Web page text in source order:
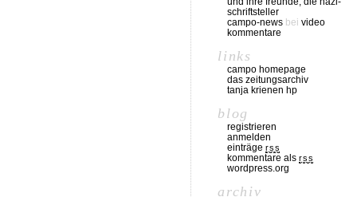
schriftsteller
campo-news bei video
kommentare
links
campo homepage
das zeitungsarchiv
tanja krienen hp
blog
registrieren
anmelden
einträge rss
kommentare als rss
wordpress.org
archiv